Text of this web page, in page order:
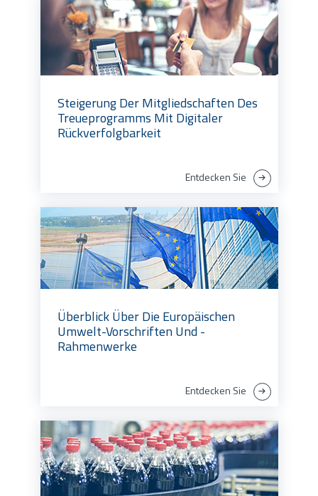
Steigerung Der Mitgliedschaften Des
Treueprogramms Mit Digitaler
Rückverfolgbarkeit
Entdecken Sie
Überblick Über Die Europäischen
Umwelt-Vorschriften Und -
Rahmenwerke
Entdecken Sie